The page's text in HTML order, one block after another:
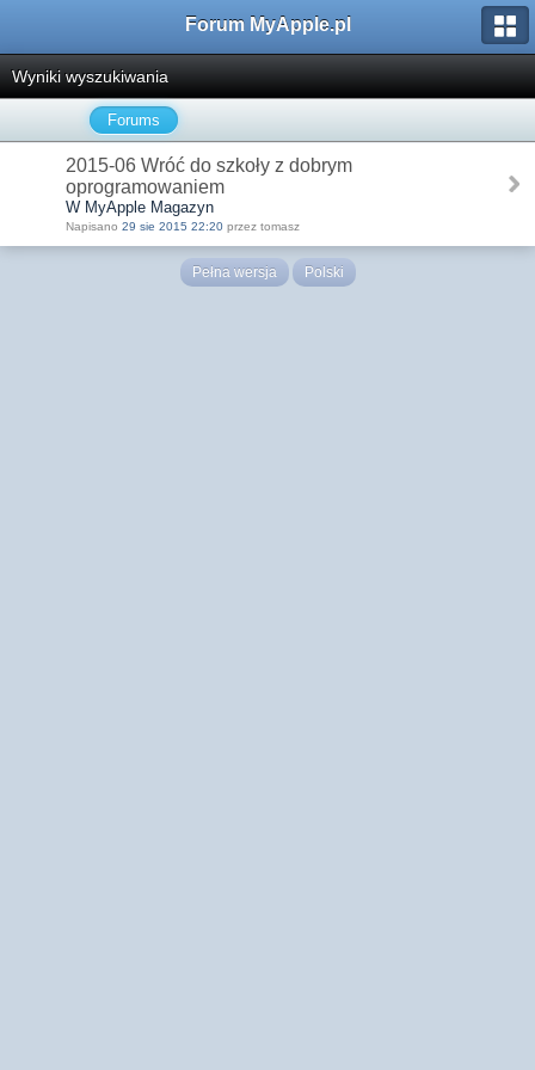
Forum MyApple.pl
Wyniki wyszukiwania
Forums
2015-06 Wróć do szkoły z dobrym
oprogramowaniem
W MyApple Magazyn
Napisano 29 sie 2015 22:20 przez tomasz
Pełna wersja Polski